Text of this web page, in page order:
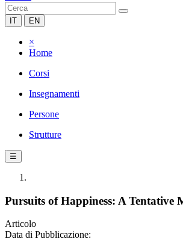
IT EN
×
Home
Corsi
Insegnamenti
Persone
Strutture
☰
Pursuits of Happiness: A Tentative
Articolo
Data di Pubblicazione: